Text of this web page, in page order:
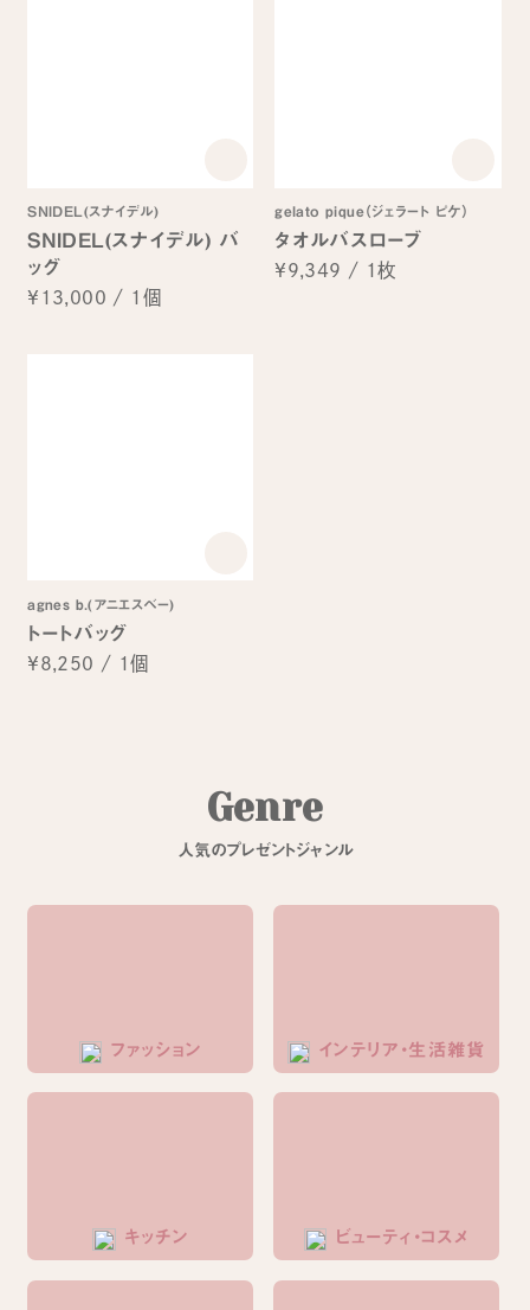
SNIDEL(スナイデル)
SNIDEL(スナイデル) バ
ッグ
¥13,000 / 1個
gelato pique（ジェラート ピケ）
タオルバスローブ
¥9,349 / 1枚
agnes b.(アニエスベー)
トートバッグ
¥8,250 / 1個
Genre
人 気のプレゼントジャ ンル
ファッション インテリア・生活雑貨
キッチン ビューティ・コスメ